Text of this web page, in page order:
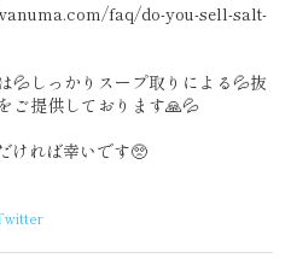
faq/do-you-sell-salt-
💦しっかりスープ取りによる💦抜
ご提供しております🙏💦
ければ幸いです🥺